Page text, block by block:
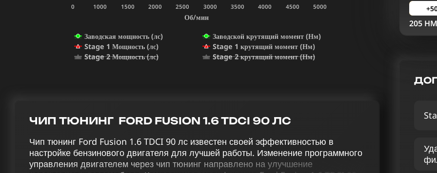
Об/мин
Заводская мощность (лс)
Заводской крутящий момент (Нм)
Stage 1 Мощность (лс)
Stage 1 крутящий момент (Нм)
Stage 2 Мощность (лс)
Stage 2 крутящий момент (Нм)
0 1000 1500 2000 2500 3000 3500 4000 4500 5000
ЧИП ТЮНИНГ FORD FUSION 1.6 TDCI 90 ЛС
Чип тюнинг Ford Fusion 1.6 TDCI 90 лс известен своей эффективностью в
настройке бензинового двигателя для лучшей работы. Изменение программного
управления двигателем через чип тюнинг направлено на улучшение
205 HM